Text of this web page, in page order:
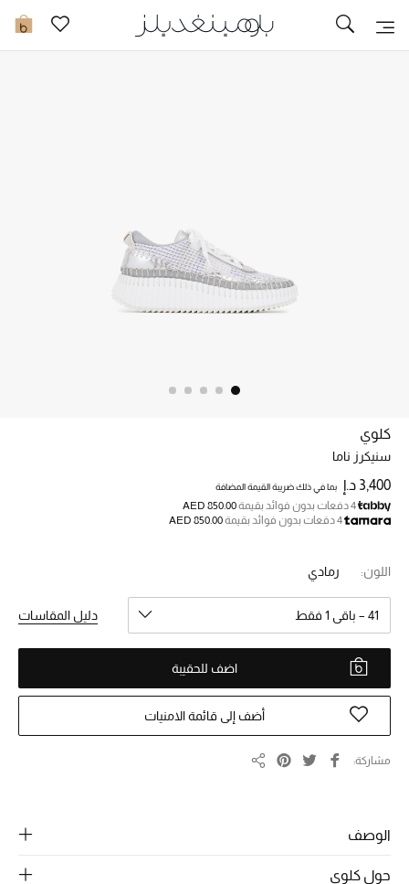
0 تخفيضات
خصم حتى 70%
تسوقوا الآن
ما وصلنا حديثاً
النساء
الحقائب النسائية
كلوي
سنيكرز ناما
3,400 د.إ بما في ذلك ضريبة القيمة المضافة
4 دفعات بدون فوائد بقيمة
AED 850.00
4 دفعات بدون فوائد بقيمة
AED 850.00
اللون: رمادي
41 – باقي 1 فقط دليل المقاسات
اضف للحقيبة
أضف إلى قائمة الامنيات
مشاركة
الوصف
حول كلوي